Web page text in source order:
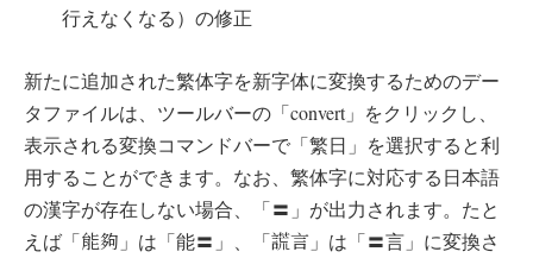
行えなくなる）の修正
新たに追加された繁体字を新字体に変換するためのデー
タファイルは、ツールバーの「convert」をクリックし、
表示される変換コマンドバーで「繁日」を選択すると利
用することができます。なお、繁体字に対応する日本語
の漢字が存在しない場合、「〓」が出力されます。たと
えば「能夠 」は「能〓」、「謊言 」は「〓言」に変換さ